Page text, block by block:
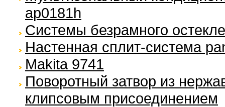
ap0181h
Системы безрамного
Настенная сплит-система
Makita 9741
Поворотный затвор из
клипсовым присоединением